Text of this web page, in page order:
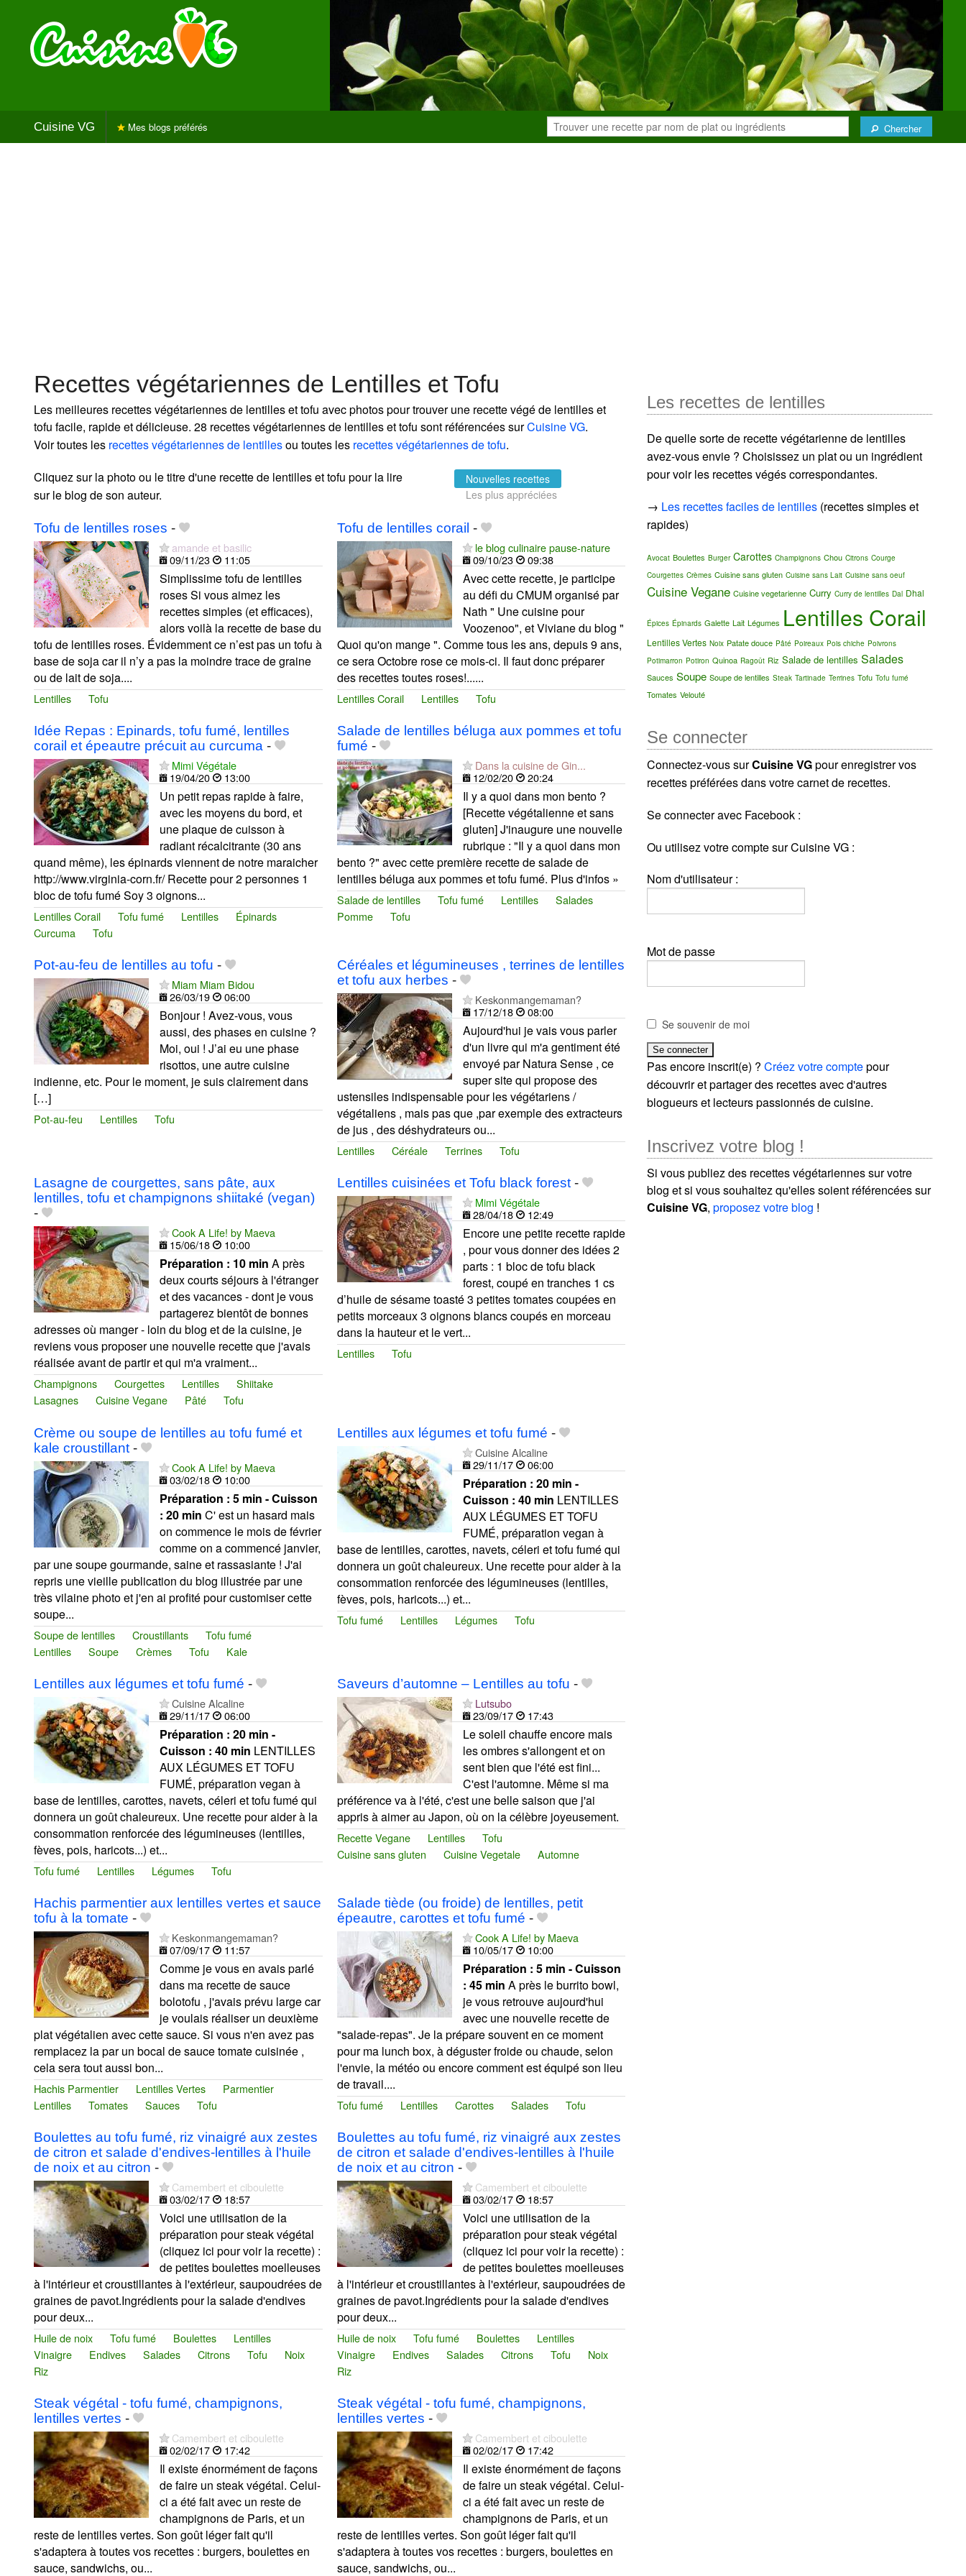
Cuisine VG Chercher
Mes blogs préférés
Recettes végétariennes de Lentilles et Tofu
Les meilleures recettes végétariennes de lentilles et tofu avec photos pour trouver une recette végé de lentilles et
tofu facile, rapide et délicieuse. 28 recettes végétariennes de lentilles et tofu sont référencées surCuisine VG.
Voir toutes les recettes végétariennes de lentillesou toutes les recettes végétariennes de tofu.
Cliquez sur la photo ou le titre d'une recette de lentilles et tofu pour la lire
sur le blog de son auteur.
Nouvelles recettes
Les plus appréciées
Tofu de lentilles roses -
amande et basilic
09/11/23
11:05
Simplissime tofu de lentilles
roses Si vous aimez les
recettes simples (et efficaces),
alors voilà la recette de base du
tofu de lentilles roses. Évidemment ce n’est pas un tofu à
base de soja car il n’y a pas la moindre trace de graine
ou de lait de soja....
Lentilles Tofu
Tofu de lentilles corail -
le blog culinaire pause-nature
09/10/23
09:38
Avec cette recette, je participe
au défi du CMUM organisé par
Nath " Une cuisine pour
Voozenoo", et Viviane du blog "
Quoi qu'on mange ". Comme tous les ans, depuis 9 ans,
ce sera Octobre rose ce mois-ci. Il faut donc préparer
des recettes toutes roses!......
Lentilles Corail Lentilles Tofu
Idée Repas : Epinards, tofu fumé, lentilles
corail et épeautre précuit au curcuma -
Mimi Végétale
19/04/20
13:00
Un petit repas rapide à faire,
avec les moyens du bord, et
une plaque de cuisson à
radiant récalcitrante (30 ans
quand même), les épinards viennent de notre maraicher
http://www.virginia-corn.fr/ Recette pour 2 personnes 1
bloc de tofu fumé Soy 3 oignons...
Lentilles Corail Tofu fumé Lentilles
Épinards
Curcuma
Tofu
Salade de lentilles béluga aux pommes et tofu
fumé -
Dans la cuisine de Gin...
12/02/20
20:24
Il y a quoi dans mon bento ?
[Recette végétalienne et sans
gluten] J'inaugure une nouvelle
rubrique : "Il y a quoi dans mon
bento ?" avec cette première recette de salade de
lentilles béluga aux pommes et tofu fumé. Plus d'infos »
Salade de lentilles Tofu fumé Lentilles
Salades
Pomme
Tofu
Pot-au-feu de lentilles au tofu -
Miam Miam Bidou
26/03/19
06:00
Bonjour ! Avez-vous, vous
aussi, des phases en cuisine ?
Moi, oui ! J’ai eu une phase
risottos, une autre cuisine
indienne, etc. Pour le moment, je suis clairement dans
[…]
Pot-au-feu Lentilles Tofu
Céréales et légumineuses , terrines de lentilles
et tofu aux herbes -
Keskonmangemaman?
17/12/18
08:00
Aujourd'hui je vais vous parler
d'un livre qui m'a gentiment été
envoyé par Natura Sense , ce
super site qui propose des
ustensiles indispensable pour les végétariens /
végétaliens , mais pas que ,par exemple des extracteurs
de jus , des déshydrateurs ou...
Lentilles Céréale Terrines Tofu
Lasagne de courgettes, sans pâte, aux
lentilles, tofu et champignons shiitaké (vegan)
-
Cook A Life! by Maeva
15/06/18
10:00
Préparation : 10 min A près
deux courts séjours à l'étranger
et des vacances - dont je vous
partagerez bientôt de bonnes
adresses où manger - loin du blog et de la cuisine, je
reviens vous proposer une nouvelle recette que j'avais
réalisée avant de partir et qui m'a vraiment...
Champignons Courgettes Lentilles
Shiitake
Lasagnes
Cuisine Vegane Pâté Tofu
Lentilles cuisinées et Tofu black forest-
Mimi Végétale
28/04/18
12:49
Encore une petite recette rapide
, pour vous donner des idées 2
parts : 1 bloc de tofu black
forest, coupé en tranches 1 cs
d’huile de sésame toasté 3 petites tomates coupées en
petits morceaux 3 oignons blancs coupés en morceau
dans la hauteur et le vert...
Lentilles Tofu
Crème ou soupe de lentilles au tofu fumé et
kale croustillant -
Cook A Life! by Maeva
03/02/18
10:00
Préparation : 5 min - Cuisson
: 20 min C' est un hasard mais
on commence le mois de février
comme on a commencé janvier,
par une soupe gourmande, saine et rassasiante ! J'ai
repris une vieille publication du blog illustrée par une
très vilaine photo et j'en ai profité pour customiser cette
soupe...
Soupe de lentilles Croustillants
Tofu fumé
Lentilles
Soupe Crèmes Tofu Kale
Lentilles aux légumes et tofu fumé -
Cuisine Alcaline
29/11/17
06:00
Préparation : 20 min -
Cuisson : 40 min LENTILLES
AUX LÉGUMES ET TOFU
FUMÉ, préparation vegan à
base de lentilles, carottes, navets, céleri et tofu fumé qui
donnera un goût chaleureux. Une recette pour aider à la
consommation renforcée des légumineuses (lentilles,
fèves, pois, haricots...) et...
Tofu fumé Lentilles Légumes Tofu
Lentilles aux légumes et tofu fumé -
Cuisine Alcaline
29/11/17
06:00
Préparation : 20 min -
Cuisson : 40 min LENTILLES
AUX LÉGUMES ET TOFU
FUMÉ, préparation vegan à
base de lentilles, carottes, navets, céleri et tofu fumé qui
donnera un goût chaleureux. Une recette pour aider à la
consommation renforcée des légumineuses (lentilles,
fèves, pois, haricots...) et...
Tofu fumé Lentilles Légumes Tofu
Saveurs d’automne – Lentilles au tofu -
Lutsubo
23/09/17
17:43
Le soleil chauffe encore mais
les ombres s'allongent et on
sent bien que l'été est fini...
C'est l'automne. Même si ma
préférence va à l'été, c'est une belle saison que j'ai
appris à aimer au Japon, où on la célèbre joyeusement.
Recette Vegane Lentilles
Tofu
Cuisine sans gluten
Cuisine Vegetale Automne
Hachis parmentier aux lentilles vertes et sauce
tofu à la tomate -
Keskonmangemaman?
07/09/17
11:57
Comme je vous en avais parlé
dans ma recette de sauce
bolotofu , j'avais prévu large car
je voulais réaliser un deuxième
plat végétalien avec cette sauce. Si vous n'en avez pas
remplacez la par un bocal de sauce tomate cuisinée ,
cela sera tout aussi bon...
Hachis Parmentier Lentilles Vertes
Parmentier
Lentilles
Tomates Sauces Tofu
Salade tiède (ou froide) de lentilles, petit
épeautre, carottes et tofu fumé -
Cook A Life! by Maeva
10/05/17
10:00
Préparation : 5 min - Cuisson
: 45 min A près le burrito bowl,
je vous retrouve aujourd'hui
avec une nouvelle recette de
"salade-repas". Je la prépare souvent en ce moment
pour ma lunch box, à déguster froide ou chaude, selon
l'envie, la météo ou encore comment est équipé son lieu
de travail....
Tofu fumé Lentilles Carottes Salades Tofu
Boulettes au tofu fumé, riz vinaigré aux zestes
de citron et salade d'endives-lentilles à l'huile
de noix et au citron -
Camembert et ciboulette
03/02/17
18:57
Voici une utilisation de la
préparation pour steak végétal
(cliquez ici pour voir la recette) :
de petites boulettes moelleuses
à l'intérieur et croustillantes à l'extérieur, saupoudrées de
graines de pavot.Ingrédients pour la salade d'endives
pour deux...
Huile de noix Tofu fumé Boulettes
Lentilles
Vinaigre
Endives Salades Citrons Tofu
Noix
Riz
Boulettes au tofu fumé, riz vinaigré aux zestes
de citron et salade d'endives-lentilles à l'huile
de noix et au citron -
Camembert et ciboulette
03/02/17
18:57
Voici une utilisation de la
préparation pour steak végétal
(cliquez ici pour voir la recette) :
de petites boulettes moelleuses
à l'intérieur et croustillantes à l'extérieur, saupoudrées de
graines de pavot.Ingrédients pour la salade d'endives
pour deux...
Huile de noix Tofu fumé Boulettes
Lentilles
Vinaigre
Endives Salades Citrons Tofu
Noix
Riz
Steak végétal - tofu fumé, champignons,
lentilles vertes -
Camembert et ciboulette
02/02/17
17:42
Il existe énormément de façons
de faire un steak végétal. Celui-
ci a été fait avec un reste de
champignons de Paris, et un
reste de lentilles vertes. Son goût léger fait qu'il
s'adaptera à toutes vos recettes : burgers, boulettes en
sauce, sandwichs, ou...
Steak végétal - tofu fumé, champignons,
lentilles vertes -
Camembert et ciboulette
02/02/17
17:42
Il existe énormément de façons
de faire un steak végétal. Celui-
ci a été fait avec un reste de
champignons de Paris, et un
reste de lentilles vertes. Son goût léger fait qu'il
s'adaptera à toutes vos recettes : burgers, boulettes en
sauce, sandwichs, ou...
Les recettes de lentilles
De quelle sorte de recette végétarienne de lentilles
avez-vous envie ? Choisissez un plat ou un ingrédient
pour voir les recettes végés correspondantes.
→ Les recettes faciles de lentilles (recettes simples et
rapides)
Avocat Boulettes Burger Carottes Champignons Chou Citrons Courge
Courgettes Crèmes Cuisine sans gluten Cuisine sans Lait Cuisine sans oeuf
Cuisine Vegane Cuisine vegetarienne Curry Curry de lentilles Dal Dhal
Épices Épinards Galette Lait Légumes Lentilles Corail
Lentilles Vertes Noix Patate douce Pâté Poireaux Pois chiche Poivrons
Potimarron Potiron Quinoa Ragoût Riz Salade de lentilles Salades
Sauces Soupe Soupe de lentilles Steak Tartinade Terrines Tofu Tofu fumé
Tomates Velouté
Se connecter
Connectez-vous surCuisine VGpour enregistrer vos
recettes préférées dans votre carnet de recettes.
Se connecter avec Facebook :
Ou utilisez votre compte sur Cuisine VG :
Nom d'utilisateur :
Mot de passe
Se souvenir de moi
Pas encore inscrit(e) ?Créez votre comptepour
découvrir et partager des recettes avec d'autres
blogueurs et lecteurs passionnés de cuisine.
Inscrivez votre blog !
Si vous publiez des recettes végétariennes sur votre
blog et si vous souhaitez qu'elles soient référencées sur
Cuisine VG,proposez votre blog !